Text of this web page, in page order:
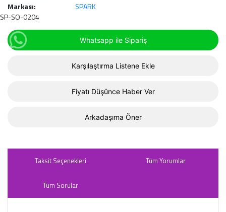
Markası:
SPARK
SP-SO-0204
Whatsapp ile Sipariş
Karşılaştırma Listene Ekle
Fiyatı Düşünce Haber Ver
Arkadaşıma Öner
Taksit Seçenekleri Tüm Yorumlar
Tüm Sorular